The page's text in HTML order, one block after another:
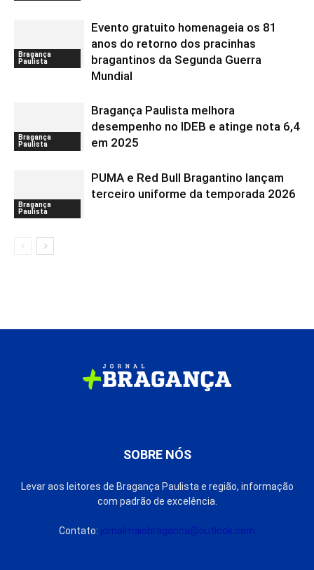
Bragança
Paulista
Evento gratuito homenageia os 81
anos do retorno dos pracinhas
bragantinos da Segunda Guerra
Mundial
Bragança
Paulista
Bragança Paulista melhora
desempenho no IDEB e atinge nota 6,4
em 2025
Bragança
Paulista
PUMA e Red Bull Bragantino lançam
terceiro uniforme da temporada 2026
SOBRE NÓS
Levar aos leitores de Bragança Paulista e região, informação
com padrão de excelência.
Contato: jornalmaisbraganca@outlook.com